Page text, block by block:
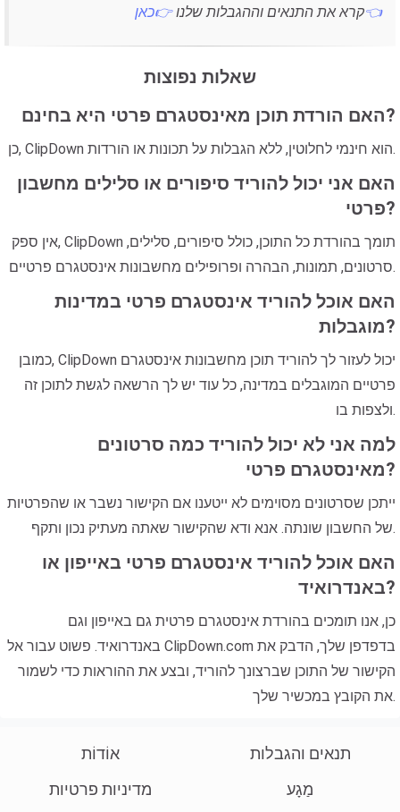
קרא את התנאים וההגבלות שלנו👉כאן👈
שאלות נפוצות
האם הורדת תוכן מאינסטגרם פרטי היא בחינם?
כן, ClipDown הוא חינמי לחלוטין, ללא הגבלות על תכונות או הורדות.
האם אני יכול להוריד סיפורים או סלילים מחשבון
פרטי?
אין ספק, ClipDown תומך בהורדת כל התוכן, כולל סיפורים, סלילים,
סרטונים, תמונות, הבהרה ופרופילים מחשבונות אינסטגרם פרטיים.
האם אוכל להוריד אינסטגרם פרטי במדינות
מוגבלות?
כמובן, ClipDown יכול לעזור לך להוריד תוכן מחשבונות אינסטגרם
פרטיים המוגבלים במדינה, כל עוד יש לך הרשאה לגשת לתוכן זה
ולצפות בו.
למה אני לא יכול להוריד כמה סרטונים
מאינסטגרם פרטי?
ייתכן שסרטונים מסוימים לא ייטענו אם הקישור נשבר או שהפרטיות
של החשבון שונתה. אנא ודא שהקישור שאתה מעתיק נכון ותקף.
האם אוכל להוריד אינסטגרם פרטי באייפון או
באנדרואיד?
כן, אנו תומכים בהורדת אינסטגרם פרטית גם באייפון וגם
באנדרואיד. פשוט עבור אל ClipDown.com בדפדפן שלך, הדבק את
הקישור של התוכן שברצונך להוריד, ובצע את ההוראות כדי לשמור
את הקובץ במכשיר שלך.
אוֹדוֹת
תנאים והגבלות
מדיניות פרטיות
מַגָע